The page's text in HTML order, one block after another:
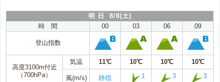
明 日 8/8(土)
時 間
00 03 06 09
登山指数
高度3100m付近
（700hPa）
気温 11℃ 10℃ 10℃ 10℃
風(m/s) 静穏 1 3 3